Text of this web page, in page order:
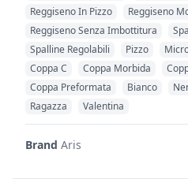
Reggiseno In Pizzo
Reggiseno
Reggiseno Senza Imbottitura
Spalline Regolabili
Pizzo
Coppa C
Coppa Morbida
Coppa Preformata
Bianco
Ragazza
Valentina
Brand Aris